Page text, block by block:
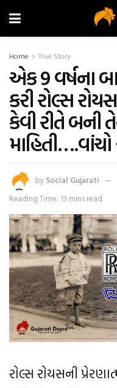
Home True Story
એક 9 વર્ષના
કરી રોલ્સ
કેવી રીતે બની
by Social Gujarati
Reading Time: 13 mins read
રોલ્સ રોયસની